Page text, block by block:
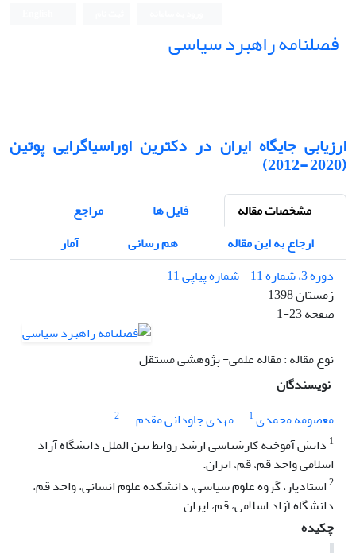
فصلنامه راهبرد سیاسی
ارزیابی جایگاه ایران در دکترین اوراسیاگرایی پوتین
(2020 -2012)
مشخصات مقاله فایل ها
مراجع
ارجاع به این مقاله
هم رسانی
آمار
دوره 3، شماره 11 - شماره پیاپی 11
زمستان 1398
صفحه1-23
نوع مقاله : مقاله علمی- پژوهشی مستقل
نویسندگان
معصومه محمدی1 مهدی جاودانی مقدم
2
1 دانش آموخته کارشناسی ارشد روابط بین الملل دانشگاه آزاد
اسلامی واحد قم، قم، ایران.
2استادیار، گروه علوم سیاسی، دانشکده علوم انسانی، واحد قم،
دانشگاه آزاد اسلامی، قم، ایران.
چکیده